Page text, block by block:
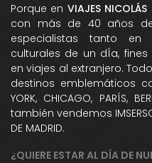
Porque en VIAJES NICOLÁS
con más de 40 años
especialistas tanto en
culturales de un dÍa,
en viajes al extranjero.
destinos emblemáticos
YORK, CHICAGO, PARÍS,
también vendemos
DE MADRID.
¿QUIERE ESTAR AL DÍA DE